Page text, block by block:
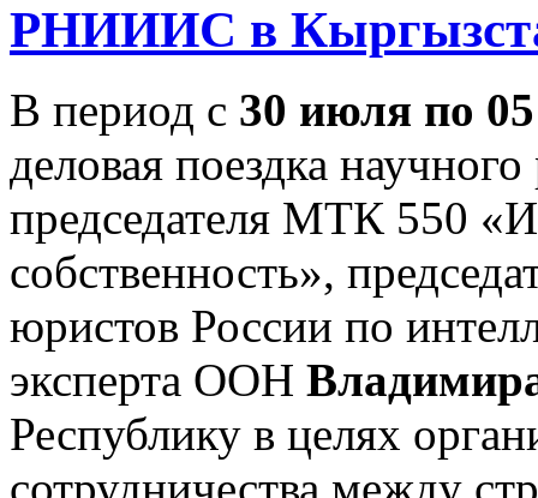
РНИИИС в
В период с 30 июля по
деловая поездка
председателя МТК 550
собственность»,
юристов России по
эксперта ООН
Республику в целях